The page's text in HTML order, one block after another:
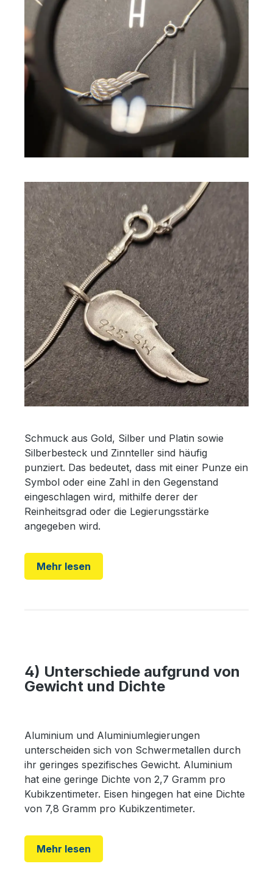
Schmuck aus Gold, Silber und Platin sowie
Silberbesteck und Zinnteller sind häufig
punziert. Das bedeutet, dass mit einer Punze ein
Symbol oder eine Zahl in den Gegenstand
eingeschlagen wird, mithilfe derer der
Reinheitsgrad oder die Legierungsstärke
angegeben wird.
Mehr lesen
4) Unterschiede aufgrund von
Gewicht und Dichte
Aluminium und Aluminiumlegierungen
unterscheiden sich von Schwermetallen durch
ihr geringes spezifisches Gewicht. Aluminium
hat eine geringe Dichte von 2,7 Gramm pro
Kubikzentimeter. Eisen hingegen hat eine Dichte
von 7,8 Gramm pro Kubikzentimeter.
Mehr lesen